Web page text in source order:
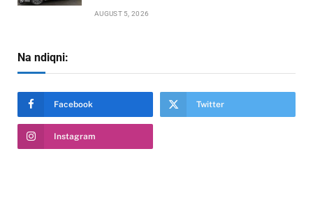
AUGUST 5, 2026
Na ndiqni:
Facebook Twitter
Instagram